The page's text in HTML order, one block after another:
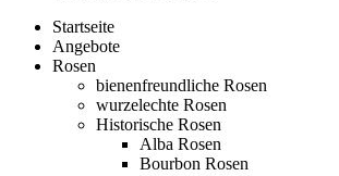
Startseite
Angebote
Rosen
bienenfreundliche Rosen
wurzelechte Rosen
Historische Rosen
Alba Rosen
Bourbon Rosen